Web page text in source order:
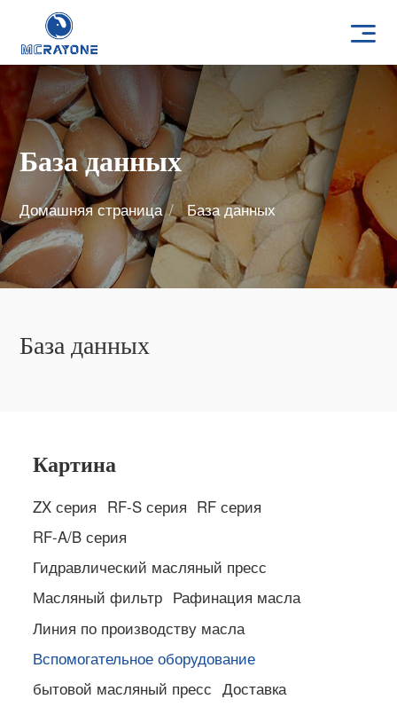
База данных
Домашняя страница База данных
База данных
Картина
ZX серия RF-S серия RF серия
RF-A/B серия
Гидравлический масляный пресс
Масляный фильтр Рафинация масла
Линия по производству масла
Вспомогательное оборудование
бытовой масляный пресс Доставка